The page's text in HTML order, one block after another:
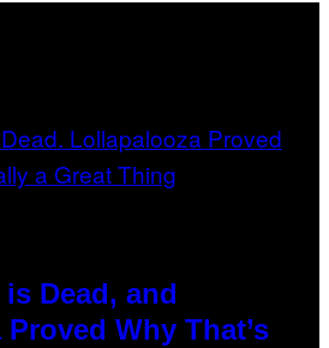
Dead, and
Why That’s